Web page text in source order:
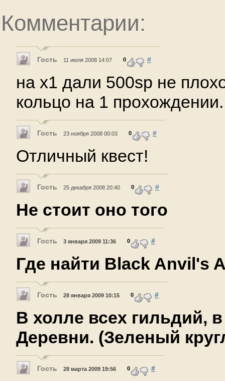
Комментарии:
Гость 11 июля 2008 14:07 0 #
на х1 дали 500sp не
кольцо на 1 прохождении.
Гость 23 ноября 2008 00:03 0 #
Отличный квест!
Гость 25 декабря 2008 20:40 0 #
Не стоит оно того
Гость 3 января 2009 11:36 0 #
Где найти Black Anvil's
Гость 28 января 2009 10:15 0 #
В холле всех гильдий,
Деревни. (Зеленый
Гость 28 марта 2009 19:56 0 #